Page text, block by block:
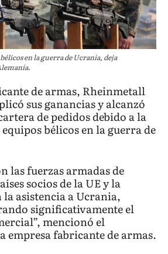
en la guerra de Ucrania, deja
de armas, Rheinmetall
sus ganancias y alcanzó
de pedidos debido a la
bélicos en la guerra de
las fuerzas armadas de
socios de la UE y la
asistencia a Ucrania,
significativamente el
mencionó el
empresa fabricante de armas.